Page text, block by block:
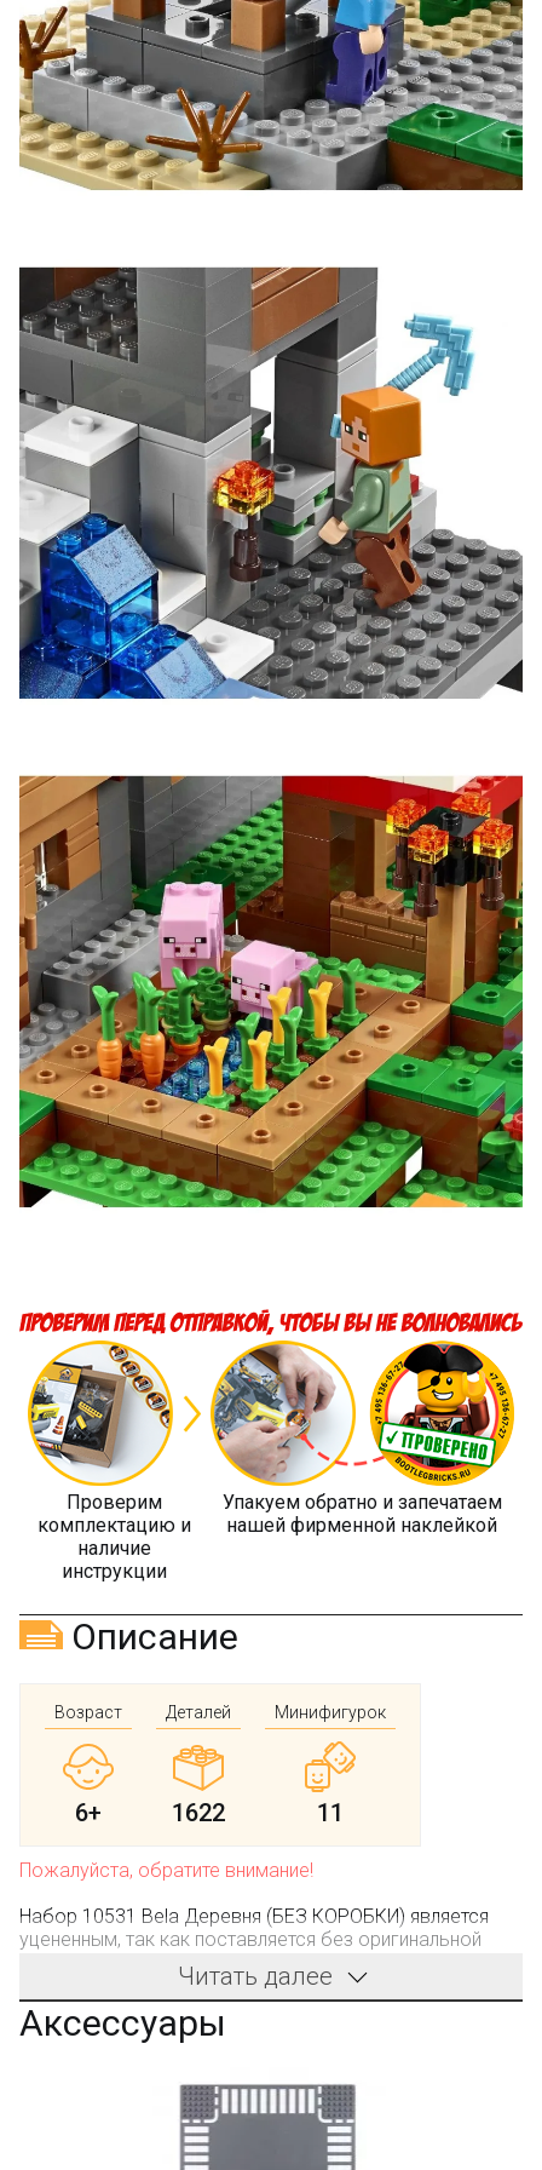
Проверим
комплектацию и
наличие
инструкции
Упакуем обратно и запечатаем
нашей фирменной наклейкой
Описание
Возраст
6+
Деталей
1622
Минифигурок
11
Пожалуйста, обратите внимание!
Набор 10531 Bela Деревня (БЕЗ КОРОБКИ) является
уцененным, так как поставляется без оригинальной
заводской коробки.
Все наборы новые!
- набор деталей для сборки;
- набор минифигурок (если предусмотрены в данном
Читать далее
Аксессуары
T5017A-1 Tai Gaole Комплект моторизации для
T5017A Tai Gaole